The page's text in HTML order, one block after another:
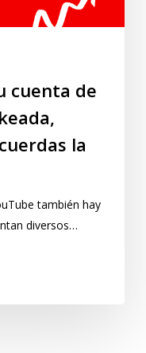
cuenta de
la
también hay
diversos…